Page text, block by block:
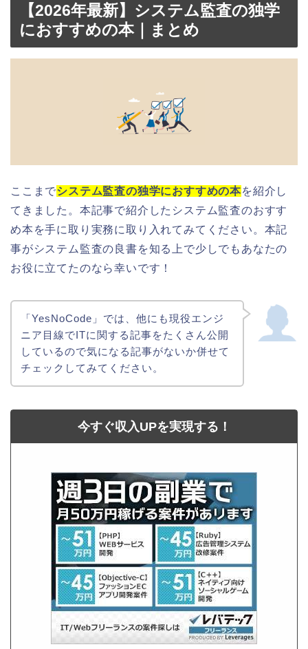
【2026年最新】システム監査の独学
におすすめの本｜まとめ
ここまでシステム監査の独学におすすめの本を紹介し
てきました。本記事で紹介したシステム監査のおすす
め本を手に取り実務に取り入れてみてください。本記
事がシステム監査の良書を知る上で少しでもあなたの
お役に立てたのなら幸いです！
「YesNoCode」では、他にも現役エンジ
ニア目線でITに関する記事をたくさん公開
しているので気になる記事がないか併せて
チェックしてみてください。
今すぐ収入UPを実現する！